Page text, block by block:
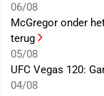
06/08
McGregor onder
terug
05/08
UFC Vegas 120:
04/08